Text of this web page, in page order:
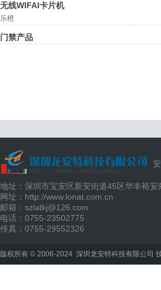
无线WIFAI卡片机
乐橙
门禁产品
地址：深圳市宝安区新安街道45区华丰裕安
网址：http://www.lonat.com.cn
邮箱：szlatkj@126.com
电话：0755-23502775
传真：0755-29552326
版权所有 © 2006-2024 深圳龙安特科技有限公司